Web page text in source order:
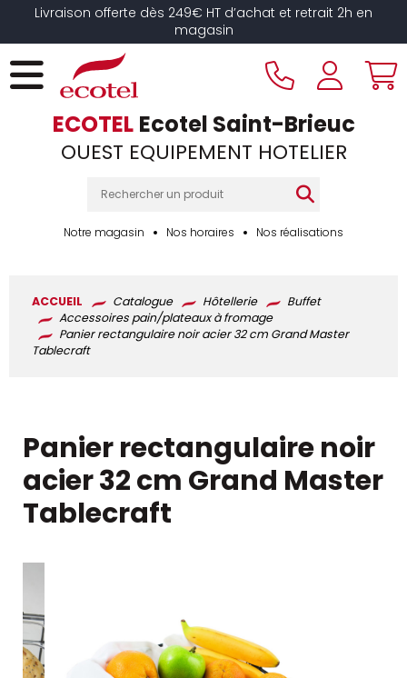
Livraison offerte dès 249€ HT d’achat et retrait 2h en
magasin
ECOTEL Ecotel Saint-Brieuc
OUEST EQUIPEMENT HOTELIER
Notre magasin Nos horaires Nos réalisations
ACCUEIL Catalogue Hôtellerie
Buffet
Accessoires pain/plateaux à fromage
Panier rectangulaire noir acier 32 cm Grand Master
Tablecraft
Panier rectangulaire noir
acier 32 cm Grand Master
Tablecraft
Panneau de gestion des cookies